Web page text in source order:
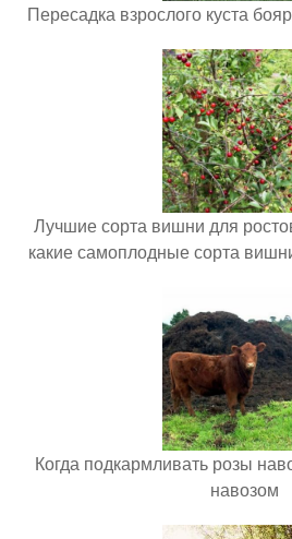
Пересадка взрослого куста
Лучшие сорта вишни для
какие самоплодные сорта
Когда подкармливать розы
навозом